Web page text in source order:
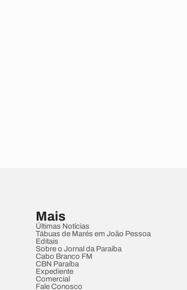
Mais
Últimas Notícias
Tábuas de Marés em João Pessoa
Editais
Sobre o Jornal da Paraíba
Cabo Branco FM
CBN Paraíba
Expediente
Comercial
Fale Conosco